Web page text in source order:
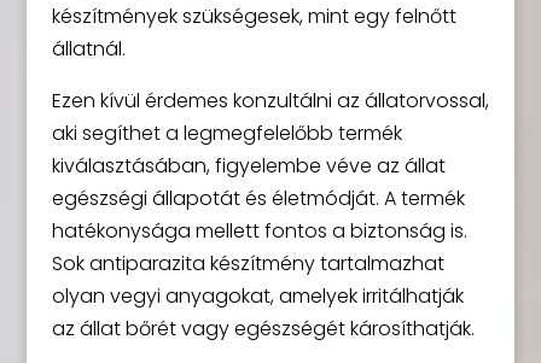
készítmények szükségesek, mint egy felnőtt
állatnál.
Ezen kívül érdemes konzultálni az állatorvossal,
aki segíthet a legmegfelelőbb termék
kiválasztásában, figyelembe véve az állat
egészségi állapotát és életmódját. A termék
hatékonysága mellett fontos a biztonság is.
Sok antiparazita készítmény tartalmazhat
olyan vegyi anyagokat, amelyek irritálhatják
az állat bőrét vagy egészségét károsíthatják.